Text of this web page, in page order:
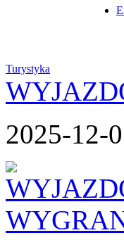
Turystyka
2025-12-